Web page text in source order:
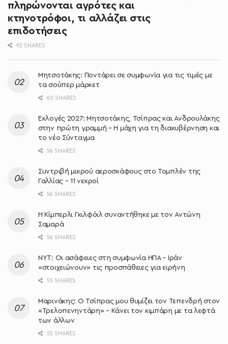
πληρώνονται αγρότες και
κτηνοτρόφοι, τι αλλάζει στις
επιδοτήσεις
92 SHARES
Μητσοτάκης: Ποντάρει σε συμφωνία για τις τιμές με
τα σούπερ μάρκετ
60 SHARES
Εκλογές 2027: Μητσοτάκης, Τσίπρας και Ανδρουλάκης
στην πρώτη γραμμή – Η μάχη για τη διακυβέρνηση και
το νέο Σύνταγμα
56 SHARES
Συντριβή μικρού αεροσκάφους στο Τομπλέν της
Γαλλίας – 11 νεκροί
56 SHARES
Η Κίμπερλι Γκιλφόιλ συναντήθηκε με τον Αντώνη
Σαμαρά
56 SHARES
NYT: Οι ασάφειες στη συμφωνία ΗΠΑ – Ιράν
«στοιχειώνουν» τις προσπάθειες για ειρήνη
55 SHARES
Μαρινάκης: Ο Τσίπρας μου θυμίζει τον Τεπενδρή στον
«Τρελοπενηντάρη» – Κάνει τον κιμπάρη με τα λεφτά
των άλλων
55 SHARES